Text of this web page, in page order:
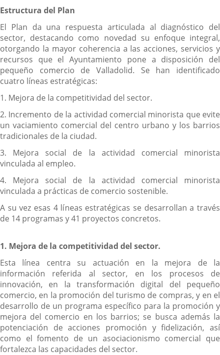
Estructura del Plan
El Plan da una respuesta articulada al diagnóstico del
sector, destacando como novedad su enfoque integral,
otorgando la mayor coherencia a las acciones, servicios y
recursos que el Ayuntamiento pone a disposición del
pequeño comercio de Valladolid. Se han identificado
cuatro líneas estratégicas:
1. Mejora de la competitividad del sector.
2. Incremento de la actividad comercial minorista que evite
un vaciamiento comercial del centro urbano y los barrios
tradicionales de la ciudad.
3. Mejora social de la actividad comercial minorista
vinculada al empleo.
4. Mejora social de la actividad comercial minorista
vinculada a prácticas de comercio sostenible.
A su vez esas 4 líneas estratégicas se desarrollan a través
de 14 programas y 41 proyectos concretos.
1. Mejora de la competitividad del sector.
Esta línea centra su actuación en la mejora de la
información referida al sector, en los procesos de
innovación, en la transformación digital del pequeño
comercio, en la promoción del turismo de compras, y en el
desarrollo de un programa específico para la promoción y
mejora del comercio en los barrios; se busca además la
potenciación de acciones promoción y fidelización, así
como el fomento de un asociacionismo comercial que
fortalezca las capacidades del sector.